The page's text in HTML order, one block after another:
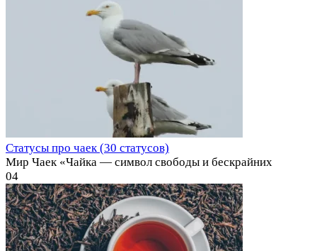
Статусы про чаек (30 статусов)
Мир Чаек «Чайка — символ свободы и бескрайних
04